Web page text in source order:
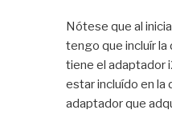
Nótese que al
tengo que incluír la
tiene el adaptador
estar incluído en la
adaptador que